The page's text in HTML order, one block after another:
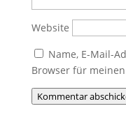
Website
Name, E-Mail-
Browser für
Kommentar